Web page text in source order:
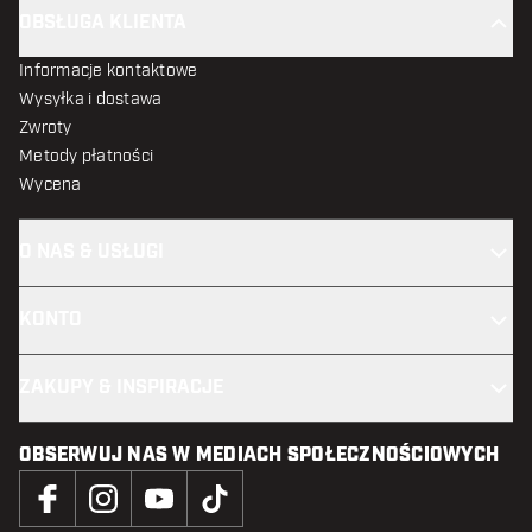
Informacje kontaktowe
Wysyłka i dostawa
Zwroty
Metody płatności
Wycena
OBSERWUJ NAS W MEDIACH SPOŁECZNOŚCIOWYCH